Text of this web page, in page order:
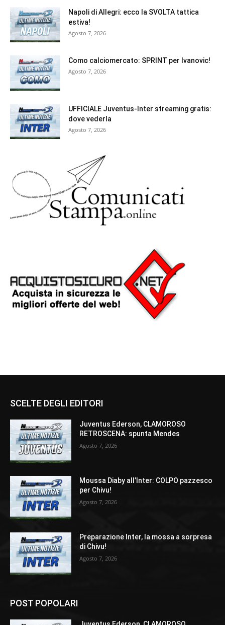
Napoli di Allegri: ecco la SVOLTA tattica
estiva!
Agosto 7, 2026
Como calciomercato: SPRINT per Ivanovic!
Agosto 7, 2026
UFFICIALE Juventus-Inter streaming gratis:
dove vederla
Agosto 7, 2026
SCELTE DEGLI EDITORI
Juventus Ederson, CLAMOROSO
RETROSCENA: spunta Mendes
Agosto 7, 2026
Moussa Diaby all’Inter: COLPO pazzesco
per Chivu!
Agosto 7, 2026
Preparazione Inter, la mossa a sorpresa
di Chivu!
Agosto 7, 2026
POST POPOLARI